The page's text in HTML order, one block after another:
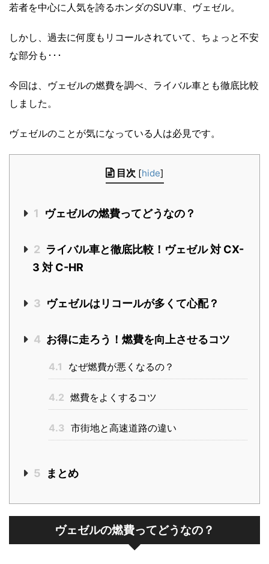
若者を中心に人気を誇るホンダのSUV車、ヴェゼル。
しかし、過去に何度もリコールされていて、ちょっと不安
な部分も･･･
今回は、ヴェゼルの燃費を調べ、ライバル車とも徹底比較
しました。
ヴェゼルのことが気になっている人は必見です。
目次 [hide]
1 ヴェゼルの燃費ってどうなの？
2 ライバル車と徹底比較！ヴェゼル 対 CX-
3 対 C-HR
3 ヴェゼルはリコールが多くて心配？
4 お得に走ろう！燃費を向上させるコツ
4.1 なぜ燃費が悪くなるの？
4.2 燃費をよくするコツ
4.3 市街地と高速道路の違い
5 まとめ
ヴェゼルの燃費ってどうなの？